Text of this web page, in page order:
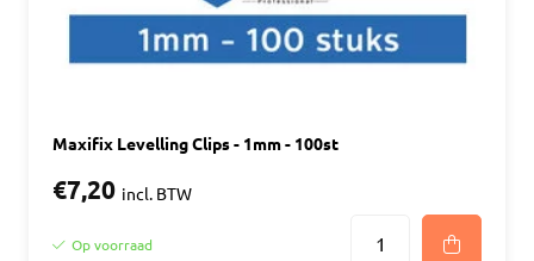
Maxifix Levelling Clips - 1mm - 100st
€7,20 incl. BTW
Op voorraad